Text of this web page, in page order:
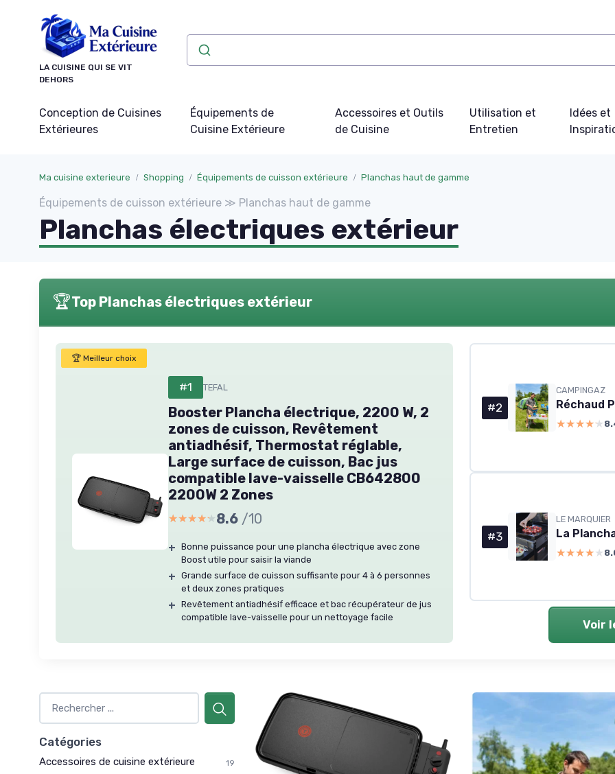
LA CUISINE QUI SE VIT
DEHORS
Conception de Cuisines
Extérieures
Équipements de
Cuisine Extérieure
Accessoires et Outils
de Cuisine
Utilisation et
Entretien
Idées et
Ma cuisine exterieure Shopping Équipements de cuisson extérieure Planchas haut de gamme
Équipements de cuisson extérieure ≫ Planchas haut de gamme
Planchas électriques extérieur
🏆Top Planchas électriques extérieur
🏆 Meilleur choix
#1 TEFAL
Booster Plancha électrique, 2200 W, 2
zones de cuisson, Revêtement
antiadhésif, Thermostat réglable,
Large surface de cuisson, Bac jus
compatible lave-vaisselle CB642800
2200W 2 Zones
★★★★★
★★★★★8.6 /10
+ Bonne puissance pour une plancha électrique avec zone
Boost utile pour saisir la viande
+ Grande surface de cuisson suffisante pour 4 à 6 personnes
et deux zones pratiques
+ Revêtement antiadhésif efficace et bac récupérateur de jus
compatible lave-vaisselle pour un nettoyage facile
#2
CAMPINGAZ
Réchaud
★★★★★
★★★★★
#3
LE MARQUIER
★★★★★
★★★★★
Voir
Catégories
Accessoires de cuisine extérieure 19